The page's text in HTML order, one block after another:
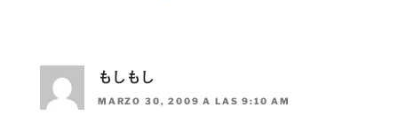
もしもし
MARZO 30, 2009 A LAS 9:10 AM